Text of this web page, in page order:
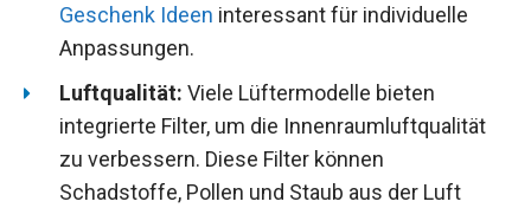
Geschenk Ideen interessant für individuelle
Anpassungen.
Luftqualität: Viele Lüftermodelle bieten
integrierte Filter, um die Innenraumluftqualität
zu verbessern. Diese Filter können
Schadstoffe, Pollen und Staub aus der Luft